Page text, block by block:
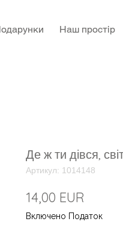
Наш простір
Де ж ти дівся,
Артикул: 1014148
14,00 EUR
Включено Податок